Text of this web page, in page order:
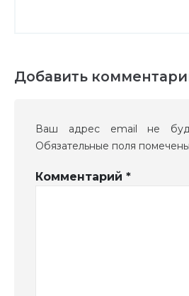
Добавить
Ваш адрес email не
Обязательные поля помечены
Комментарий *